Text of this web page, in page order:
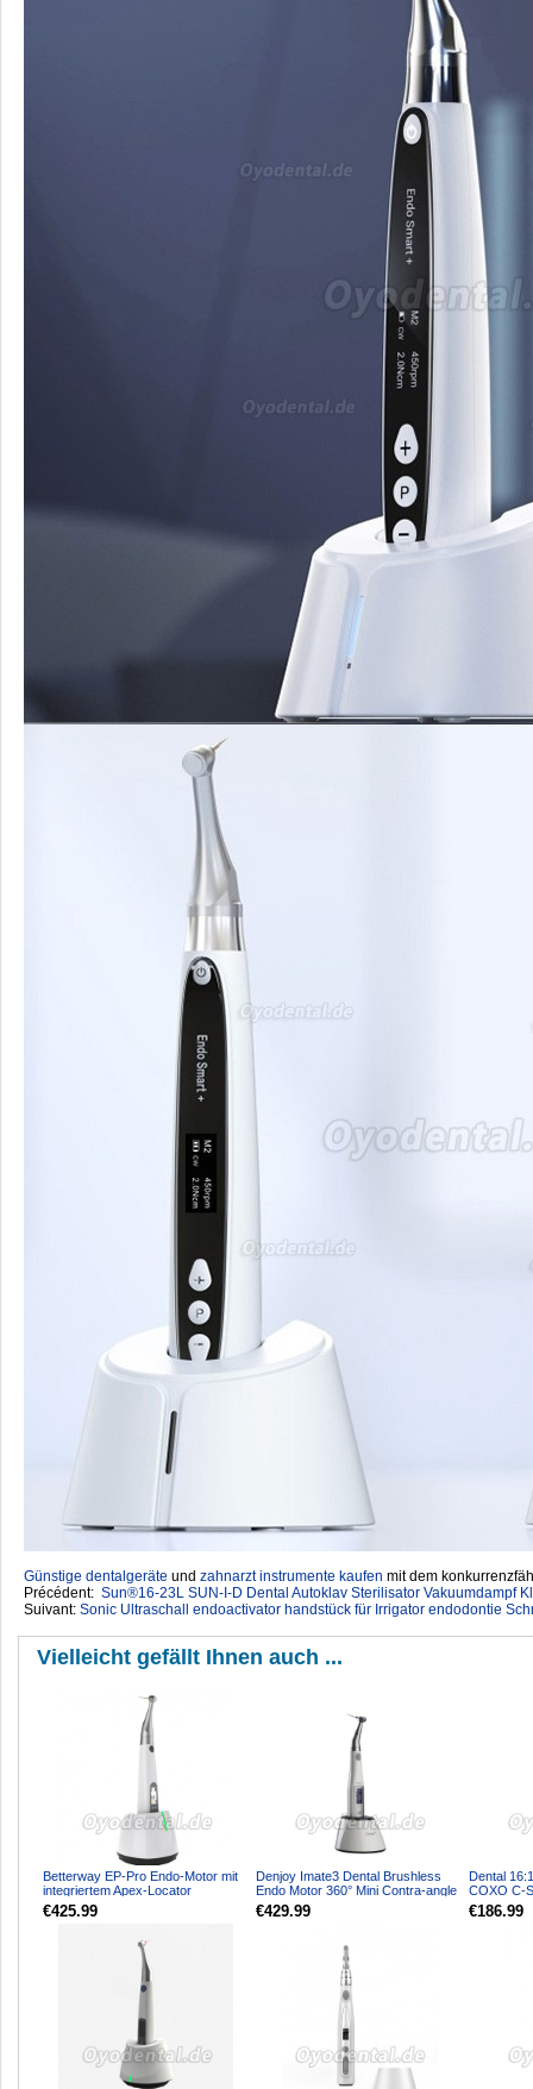
Günstige dentalgeräte ‎ und zahnarzt instrumente kaufen mit dem
Précédent: Sun®16-23L SUN-I-D Dental Autoklav Sterilisator Vakuumdampf
Suivant: Sonic Ultraschall endoactivator handstück für Irrigator endodontie
Vielleicht gefällt Ihnen auch ...
Betterway EP-Pro Endo-Motor mit
integriertem Apex-Locator
€425.99
Denjoy Imate3 Dental Brushless
Endo Motor 360° Mini Contra-angle
Handpiece
€429.99
Dental
COXO C-
SMART-I
€186.99